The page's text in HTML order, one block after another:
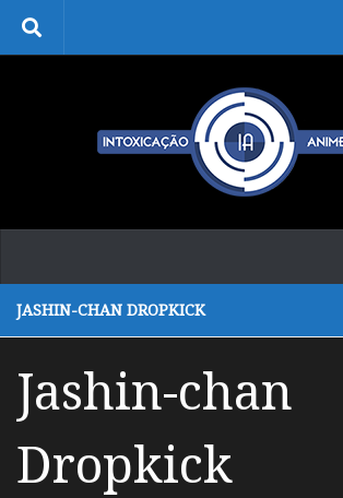
Skip to content
JASHIN-CHAN DROPKICK
Jashin-chan
Dropkick